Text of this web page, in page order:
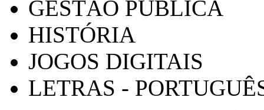
GESTÃO PÚBLICA
HISTÓRIA
JOGOS DIGITAIS
LETRAS -